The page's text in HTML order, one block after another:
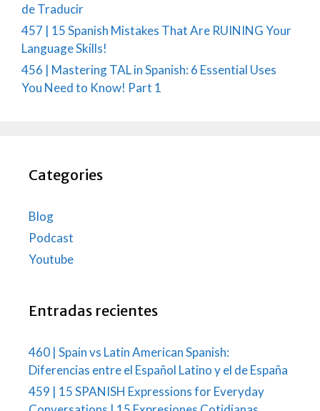
de Traducir
457 | 15 Spanish Mistakes That Are RUINING Your
Language Skills!
456 | Mastering TAL in Spanish: 6 Essential Uses
You Need to Know! Part 1
Categories
Blog
Podcast
Youtube
Entradas recientes
460 | Spain vs Latin American Spanish:
Diferencias entre el Español Latino y el de España
459 | 15 SPANISH Expressions for Everyday